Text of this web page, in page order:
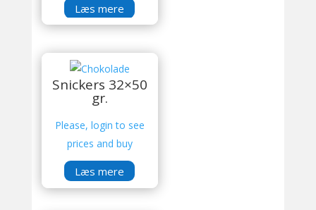
Læs mere
Snickers 32×50
gr.
Please, login to see
prices and buy
Læs mere